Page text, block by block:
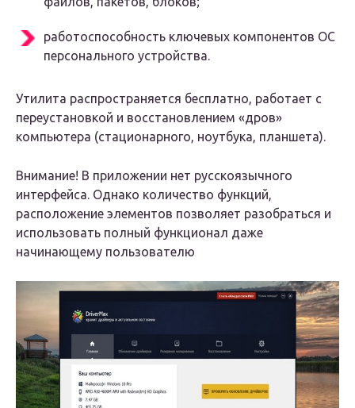
работоспособность ключевых компонентов ОС
персонального устройства.
Утилита распространяется бесплатно, работает с
переустановкой и восстановлением «дров»
компьютера (стационарного, ноутбука, планшета).
Внимание! В приложении нет русскоязычного
интерфейса. Однако количество функций,
расположение элементов позволяет разобраться и
использовать полный функционал даже
начинающему пользователю